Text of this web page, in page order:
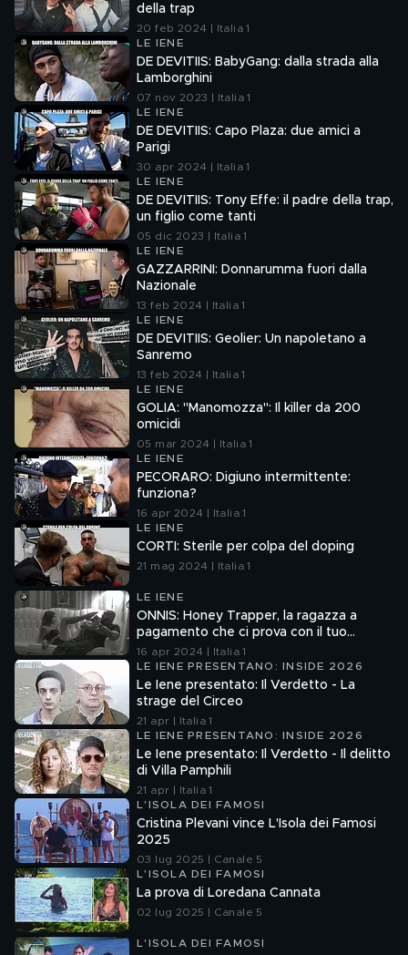
della trap
20 feb 2024 | Italia 1
LE IENE
DE DEVITIIS: BabyGang: dalla strada alla
Lamborghini
07 nov 2023 | Italia 1
LE IENE
DE DEVITIIS: Capo Plaza: due amici a
Parigi
30 apr 2024 | Italia 1
LE IENE
DE DEVITIIS: Tony Effe: il padre della trap,
un figlio come tanti
05 dic 2023 | Italia 1
LE IENE
GAZZARRINI: Donnarumma fuori dalla
Nazionale
13 feb 2024 | Italia 1
LE IENE
DE DEVITIIS: Geolier: Un napoletano a
Sanremo
13 feb 2024 | Italia 1
LE IENE
GOLIA: "Manomozza": Il killer da 200
omicidi
05 mar 2024 | Italia 1
LE IENE
PECORARO: Digiuno intermittente:
funziona?
16 apr 2024 | Italia 1
LE IENE
CORTI: Sterile per colpa del doping
21 mag 2024 | Italia 1
LE IENE
ONNIS: Honey Trapper, la ragazza a
pagamento che ci prova con il tuo
fidanzato
16 apr 2024 | Italia 1
LE IENE PRESENTANO: INSIDE 2026
Le Iene presentato: Il Verdetto - La
strage del Circeo
21 apr | Italia 1
LE IENE PRESENTANO: INSIDE 2026
Le Iene presentato: Il Verdetto - Il delitto
di Villa Pamphili
21 apr | Italia 1
L'ISOLA DEI FAMOSI
Cristina Plevani vince L'Isola dei Famosi
2025
03 lug 2025 | Canale 5
L'ISOLA DEI FAMOSI
La prova di Loredana Cannata
02 lug 2025 | Canale 5
L'ISOLA DEI FAMOSI